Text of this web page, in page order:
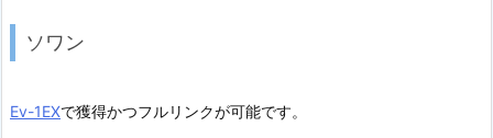
ソワン
Ev-1EXで獲得かつフルリンクが可能です。